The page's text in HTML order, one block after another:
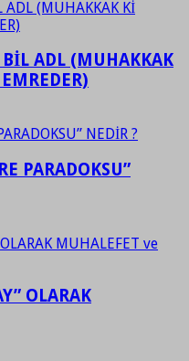
ADL (MUHAKKAK
PARADOKSU”
OLARAK